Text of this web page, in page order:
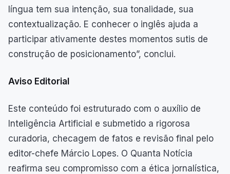
língua tem sua intenção, sua tonalidade, sua
contextualização. E conhecer o inglês ajuda a
participar ativamente destes momentos sutis de
construção de posicionamento”, conclui.
Aviso Editorial
Este conteúdo foi estruturado com o auxílio de
Inteligência Artificial e submetido a rigorosa
curadoria, checagem de fatos e revisão final pelo
editor-chefe Márcio Lopes. O Quanta Notícia
reafirma seu compromisso com a ética jornalística,